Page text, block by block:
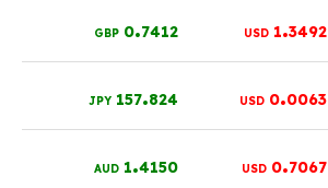
1.3492
USD
0.7412
GBP
0.0063
USD
157.824
JPY
0.7067
USD
1.4150
AUD